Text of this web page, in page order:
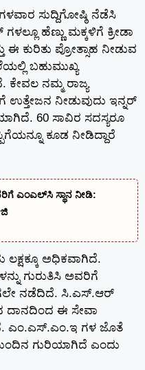
ಸುದ್ದಿಗೋಷ್ಠಿ ನೆಡೆಸಿ
ಹೆಣ್ಣು ಮಕ್ಕಳಿಗೆ ಕ್ರೀಡಾ
ಕುರಿತು ಪ್ರೋತ್ಸಾಹ ನೀಡುವ
ಬಹುಮುಖ್ಯ
ಕೇವಲ ನಮ್ಮ ರಾಜ್ಯ
ಉತ್ತೇಜನ ನೀಡುವುದು ಇನ್ನರ್
60 ಸಾವಿರ ಸದಸ್ಯರೂ
ಕೂಡ ನೀಡಿದ್ದಾರೆ
ಎಂಎಲ್‌ಸಿ ಸ್ಥಾನ ನೀಡಿ:
ಲಕ್ಷಕ್ಕೂ ಅಧಿಕವಾಗಿದೆ.
ಗುರುತಿಸಿ ಅವರಿಗೆ
ನಡೆದಿದೆ. ಸಿ.ಎಸ್.ಆರ್
ದಾನದಿಂದ ಈ ಸೇವಾ
ಎಂ.ಎಸ್.ಎಂ.ಇ ಗಳ ಜೊತೆ
ಗುರಿಯಾಗಿದೆ ಎಂದು